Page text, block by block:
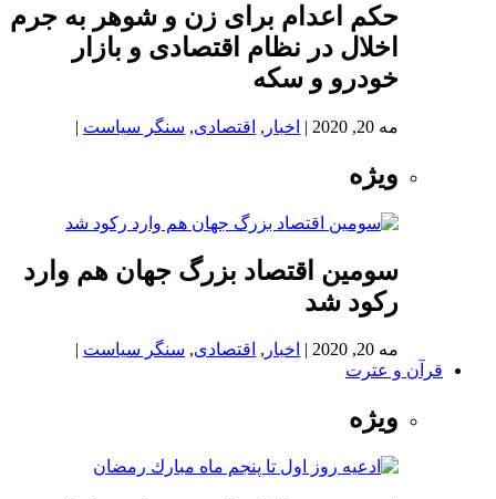
حکم اعدام برای زن و شوهر به جرم
اخلال در نظام اقتصادی و بازار
خودرو و سکه
مه 20, 2020 | اخبار , اقتصادی, سنگر سیاست |
ویژه
سومین اقتصاد بزرگ جهان هم وارد
رکود شد
مه 20, 2020 | اخبار , اقتصادی, سنگر سیاست |
قرآن و عترت
ویژه